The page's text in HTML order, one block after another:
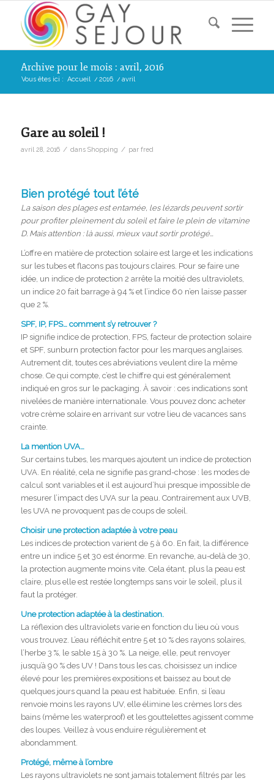
Archive pour le mois : avril, 2016
Vous êtes ici : Accueil / 2016 / avril
Gare au soleil !
avril 28, 2016 / dans Shopping / par fred
Bien protégé tout l’été
La saison des plages est entamée, les lézards peuvent sortir
pour profiter pleinement du soleil et faire le plein de vitamine
D. Mais attention : là aussi, mieux vaut sortir protégé…
L’offre en matière de protection solaire est large et les indications
sur les tubes et flacons pas toujours claires. Pour se faire une
idée, un indice de protection 2 arrête la moitié des ultraviolets,
un indice 20 fait barrage à 94 % et l’indice 60 n’en laisse passer
que 2 %.
SPF, IP, FPS… comment s’y retrouver ?
IP signifie indice de protection, FPS, facteur de protection solaire
et SPF, sunburn protection factor pour les marques anglaises.
Autrement dit, toutes ces abréviations veulent dire la même
chose. Ce qui compte, c’est le chiffre qui est généralement
indiqué en gros sur le packaging. À savoir : ces indications sont
nivelées de manière internationale. Vous pouvez donc acheter
votre crème solaire en arrivant sur votre lieu de vacances sans
crainte.
La mention UVA…
Sur certains tubes, les marques ajoutent un indice de protection
UVA. En réalité, cela ne signifie pas grand-chose : les modes de
calcul sont variables et il est aujourd’hui presque impossible de
mesurer l’impact des UVA sur la peau. Contrairement aux UVB,
les UVA ne provoquent pas de coups de soleil.
Choisir une protection adaptée à votre peau
Les indices de protection varient de 5 à 60. En fait, la différence
entre un indice 5 et 30 est énorme. En revanche, au-delà de 30,
la protection augmente moins vite. Cela étant, plus la peau est
claire, plus elle est restée longtemps sans voir le soleil, plus il
faut la protéger.
Une protection adaptée à la destination.
La réflexion des ultraviolets varie en fonction du lieu où vous
vous trouvez. L’eau réfléchit entre 5 et 10 % des rayons solaires,
l’herbe 3 %, le sable 15 à 30 %. La neige, elle, peut renvoyer
jusqu’à 90 % des UV ! Dans tous les cas, choisissez un indice
élevé pour les premières expositions et baissez au bout de
quelques jours quand la peau est habituée. Enfin, si l’eau
renvoie moins les rayons UV, elle élimine les crèmes lors des
bains (même les waterproof) et les gouttelettes agissent comme
des loupes. Veillez à vous enduire régulièrement et
abondamment.
Protégé, même à l’ombre
Les rayons ultraviolets ne sont jamais totalement filtrés par les